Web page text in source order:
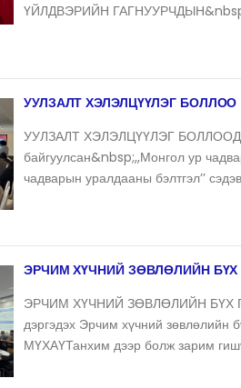
ҮЙЛДВЭРИЙН
УУЛЗАЛТ ХЭЛЭЛЦҮҮЛЭГ БОЛЛОО
УУЛЗАЛТ ХЭЛЭЛЦҮҮЛЭГ
байгуулсан&nbsp;,,Монгол ур
чадварын уралдааны бэлтгэл’’
ЭРЧИМ ХҮЧНИЙ ЗӨВЛӨЛИЙН
ЭРЧИМ ХҮЧНИЙ ЗӨВЛӨЛИЙН БҮХ
дэргэдэх Эрчим хүчний
МҮХАҮТанхим дээр болж зарим